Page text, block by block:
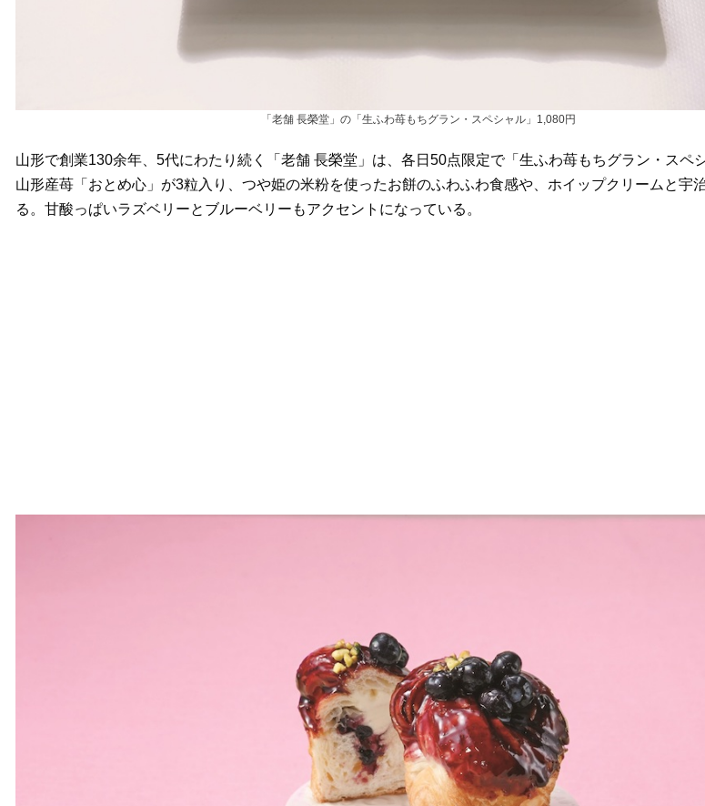
「老舗 長榮堂」の「生ふわ苺もちグラン・スペシャル」1,080円
山形で創業130余年、5代にわたり続く「老舗 長榮堂」は、各日50点限定で「生ふわ苺もちグラン・スペ
山形産苺「おとめ心」が3粒入り、つや姫の米粉を使ったお餅のふわふわ食感や、ホイップクリームと宇
る。甘酸っぱいラズベリーとブルーベリーもアクセントになっている。